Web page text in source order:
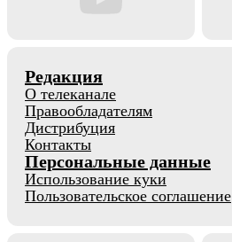
Редакция
О телеканале
Правообладателям
Дистрибуция
Контакты
Персональные данные
Использование куки
Пользовательское соглашение